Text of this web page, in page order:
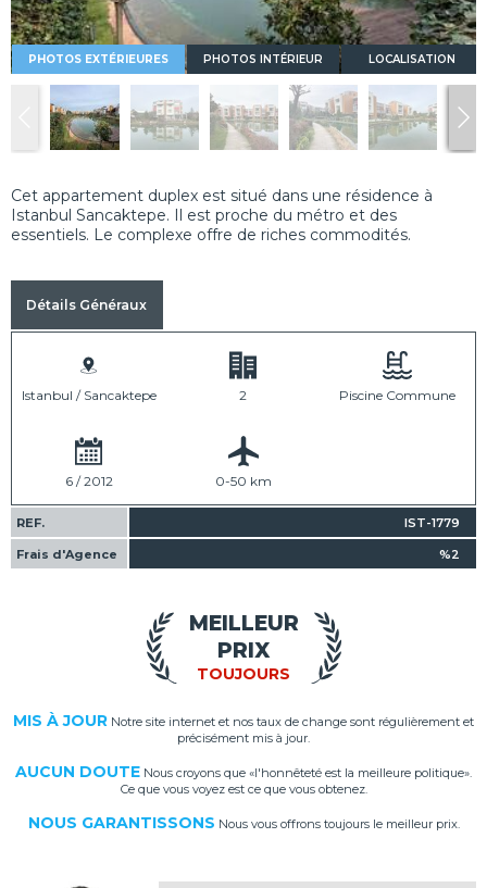
PHOTOS EXTÉRIEURES PHOTOS INTÉRIEUR LOCALISATION
Cet appartement duplex est situé dans une résidence à
Istanbul Sancaktepe. Il est proche du métro et des
essentiels. Le complexe offre de riches commodités.
Détails Généraux
Istanbul / Sancaktepe 2 Piscine Commune
6 / 2012 0-50 km
REF. IST-1779
Frais d'Agence %2
TOUJOURS
MEILLEUR
PRIX
MIS À JOUR Notre site internet et nos taux de change sont régulièrement et
précisément mis à jour.
AUCUN DOUTE Nous croyons que «l'honnêteté est la meilleure politique».
Ce que vous voyez est ce que vous obtenez.
NOUS GARANTISSONS Nous vous offrons toujours le meilleur prix.